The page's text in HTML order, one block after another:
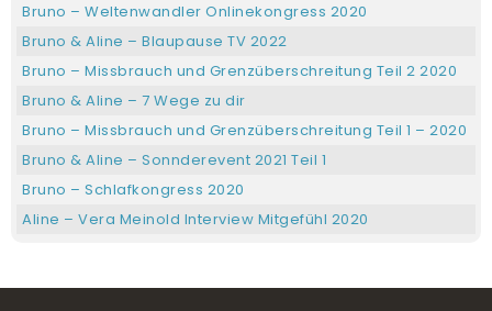
Wandel TV
Bruno & Aline – Lebensquell Kongress 2022
Bruno – Frei und schöpferisch leben – Welt im Wandel TV
2015
Bruno & Aline – Lebensfreude Messe Kongress 2022
Bruno – Bewusstsein für die Neue Zeit – Querdenken TV
2012
Aline – Die Liebe in der Sucht 2.0 Kongress 2021
Bruno – Kraft meiner Angst Kongress 2019
Bruno – Weltenwandler Onlinekongress 2020
Bruno & Aline – Blaupause TV 2022
Bruno – Missbrauch und Grenzüberschreitung Teil 2 2020
Bruno & Aline – 7 Wege zu dir
Bruno – Missbrauch und Grenzüberschreitung Teil 1 – 2020
Bruno & Aline – Sonnderevent 2021 Teil 1
Bruno – Schlafkongress 2020
Aline – Vera Meinold Interview Mitgefühl 2020